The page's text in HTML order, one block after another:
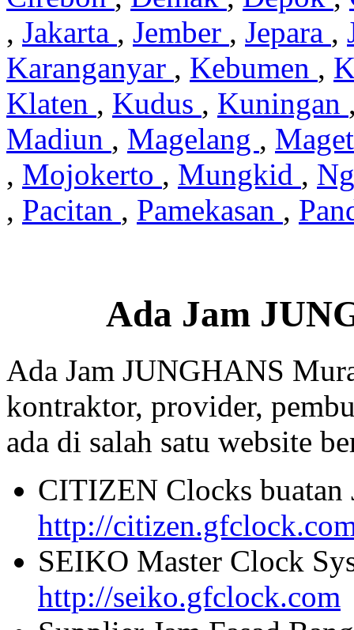
, Jakarta , Jember , Jepara ,
Karanganyar , Kebumen ,
Klaten , Kudus , Kuningan
Madiun , Magelang ,
, Mojokerto , Mungkid ,
, Pacitan , Pamekasan ,
Ada Jam
Ada Jam JUNGHANS
kontraktor, provider,
ada di salah satu website
CITIZEN Clocks buatan
http://
SEIKO Master Clock
http://seiko.gfclock.com